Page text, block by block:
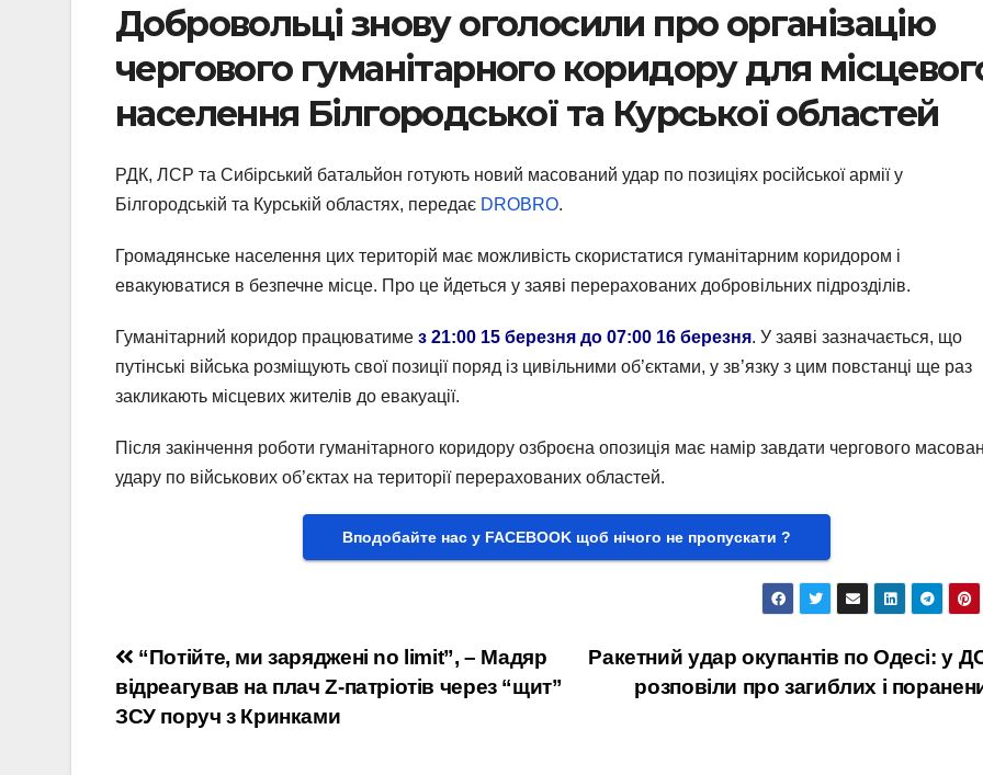
Добровольці знову оголосили про організацію
чергового гуманітарного коридору для
населення Білгородської та Курської областей
РДК, ЛСР та Сибірський батальйон готують новий масований удар по позиціях російської армії у
Білгородській та Курській областях, передає DROBRO.
Громадянське населення цих територій має можливість скористатися гуманітарним коридором і
евакуюватися в безпечне місце. Про це йдеться у заяві перерахованих добровільних підрозділів.
Гуманітарний коридор працюватиме з 21:00 15 березня до 07:00 16 березня. У заяві зазначається, що
путінські війська розміщують свої позиції поряд із цивільними об’єктами, у зв’язку з цим повстанці ще раз
закликають місцевих жителів до евакуації.
Після закінчення роботи гуманітарного коридору озброєна опозиція має намір завдати чергового
удару по військових об’єктах на території перерахованих областей.
Вподобайте нас у FACEBOOK щоб нічого не пропускати ?
Навігація
записів
Ракетний удар окупантів по Одесі: у
розповіли про загиблих і
“Потійте, ми заряджені no limit”, – Мадяр
відреагував на плач Z-патріотів через “щит”
ЗСУ поруч з Кринками